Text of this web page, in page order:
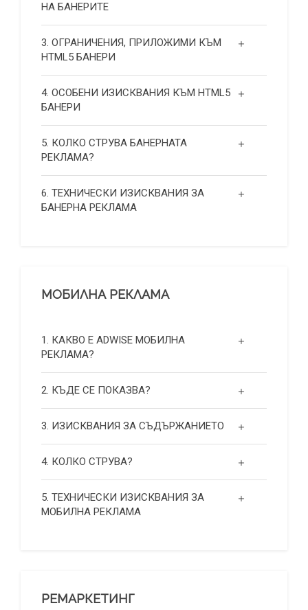
НА БАНЕРИТЕ
3. ОГРАНИЧЕНИЯ, ПРИЛОЖИМИ КЪМ
HTML5 БАНЕРИ
4. ОСОБЕНИ ИЗИСКВАНИЯ КЪМ HTML5
БАНЕРИ
5. КОЛКО СТРУВА БАНЕРНАТА
РЕКЛАМА?
6. ТЕХНИЧЕСКИ ИЗИСКВАНИЯ ЗА
БАНЕРНА РЕКЛАМА
МОБИЛНА РЕКЛАМА
1. КАКВО Е ADWISE МОБИЛНА
РЕКЛАМА?
2. КЪДЕ СЕ ПОКАЗВА?
3. ИЗИСКВАНИЯ ЗА СЪДЪРЖАНИЕТО
4. КОЛКО СТРУВА?
5. ТЕХНИЧЕСКИ ИЗИСКВАНИЯ ЗА
МОБИЛНА РЕКЛАМА
РЕМАРКЕТИНГ